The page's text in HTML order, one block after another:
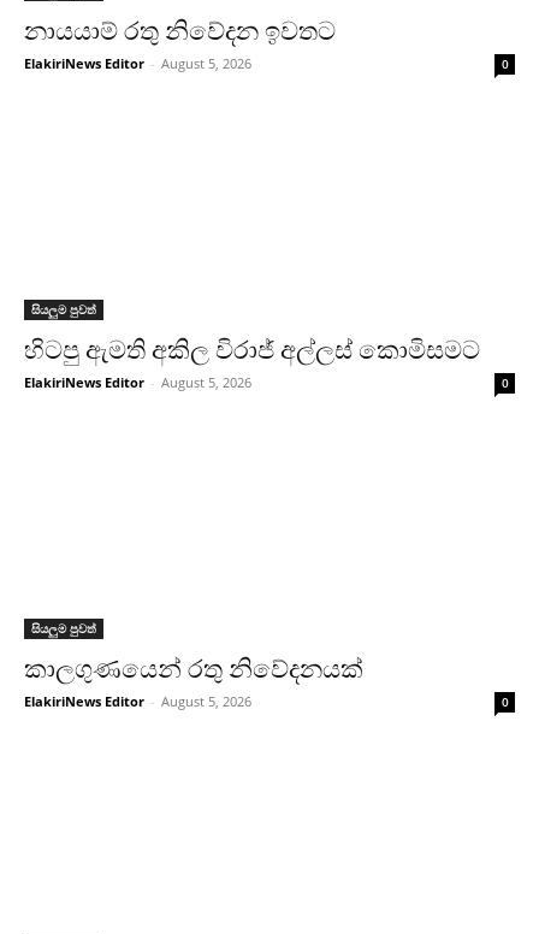
නායයාම් රතු නිවේදන ඉවතට
ElakiriNews Editor - August 5, 2026 0
සියලුම පුවත්
හිටපු ඇමති අකිල විරාජ් අල්ලස් කොමිසමට
ElakiriNews Editor - August 5, 2026 0
සියලුම පුවත්
කාලගුණයෙන් රතු නිවේදනයක්
ElakiriNews Editor - August 5, 2026 0